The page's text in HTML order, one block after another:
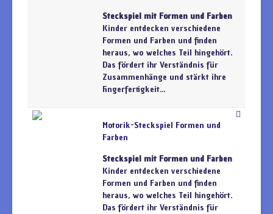
Steckspiel mit Formen und Farben
Kinder entdecken verschiedene
Formen und Farben und finden
heraus, wo welches Teil hingehört.
Das fördert ihr Verständnis für
Zusammenhänge und stärkt ihre
Fingerfertigkeit...
Motorik-Steckspiel Formen und
Farben
Steckspiel mit Formen und Farben
Kinder entdecken verschiedene
Formen und Farben und finden
heraus, wo welches Teil hingehört.
Das fördert ihr Verständnis für